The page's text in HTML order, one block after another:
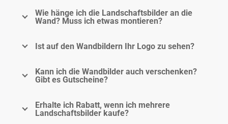
Wie hänge ich die Landschaftsbilder an die
Wand? Muss ich etwas montieren?
Ist auf den Wandbildern Ihr Logo zu sehen?
Kann ich die Wandbilder auch verschenken?
Gibt es Gutscheine?
Erhalte ich Rabatt, wenn ich mehrere
Landschaftsbilder kaufe?